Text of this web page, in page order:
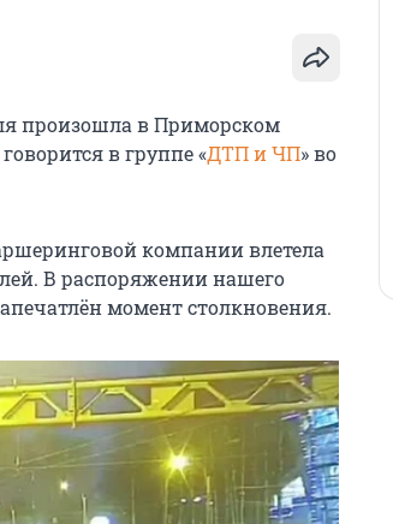
произошла в Приморском
в группе «ДТП и ЧП» во
компании влетела
В распоряжении нашего
момент столкновения.